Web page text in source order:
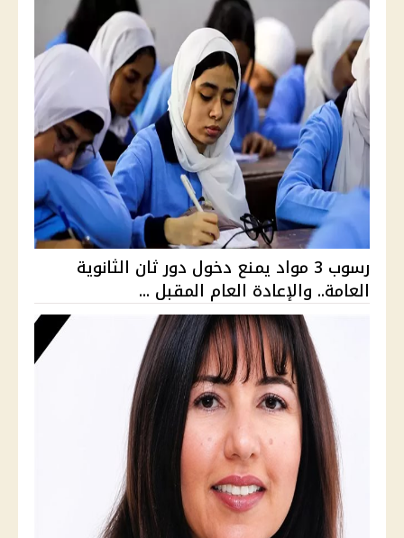
رسوب 3 مواد يمنع دخول دور ثان الثانوية
العامة.. والإعادة العام المقبل ...